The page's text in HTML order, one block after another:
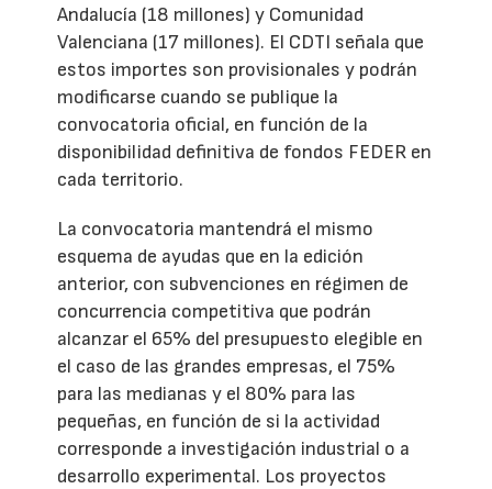
Andalucía (18 millones) y Comunidad
Valenciana (17 millones). El CDTI señala que
estos importes son provisionales y podrán
modificarse cuando se publique la
convocatoria oficial, en función de la
disponibilidad definitiva de fondos FEDER en
cada territorio.
La convocatoria mantendrá el mismo
esquema de ayudas que en la edición
anterior, con subvenciones en régimen de
concurrencia competitiva que podrán
alcanzar el 65% del presupuesto elegible en
el caso de las grandes empresas, el 75%
para las medianas y el 80% para las
pequeñas, en función de si la actividad
corresponde a investigación industrial o a
desarrollo experimental. Los proyectos